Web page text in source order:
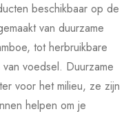
beschikbaar op de
van duurzame
tot herbruikbare
voedsel. Duurzame
voor het milieu, ze zijn
helpen om je